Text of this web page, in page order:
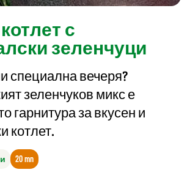
с
зеленчуци
специална вечеря?
зеленчуков микс е
гарнитура за вкусен и
котлет.
20 mn